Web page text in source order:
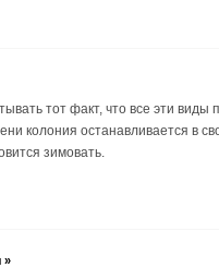
тот факт, что все эти виды
колония останавливается в
зимовать.
»